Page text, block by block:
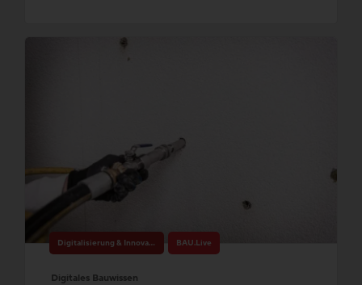
Digitalisierung & Innovation BAU.Live
Digitales Bauwissen